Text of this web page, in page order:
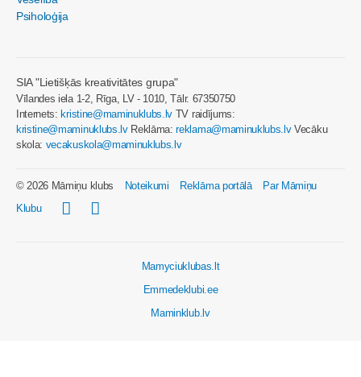
Psiholoģija
SIA "Lietišķās kreativitātes grupa"
Vīlandes iela 1-2, Rīga, LV - 1010, Tālr. 67350750
Internets:kristine@maminuklubs.lv TV raidījums:
kristine@maminuklubs.lvReklāma:reklama@maminuklubs.lvVecāku
skola: vecakuskola@maminuklubs.lv
© 2026 Māmiņu klubs Noteikumi Reklāma portālā
Par Māmiņu
Klubu
Mamyciuklubas.lt
Emmedeklubi.ee
Maminklub.lv